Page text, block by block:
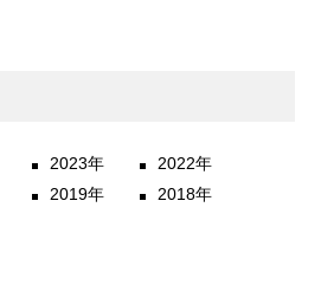
2023年
2022年
2019年 2018年